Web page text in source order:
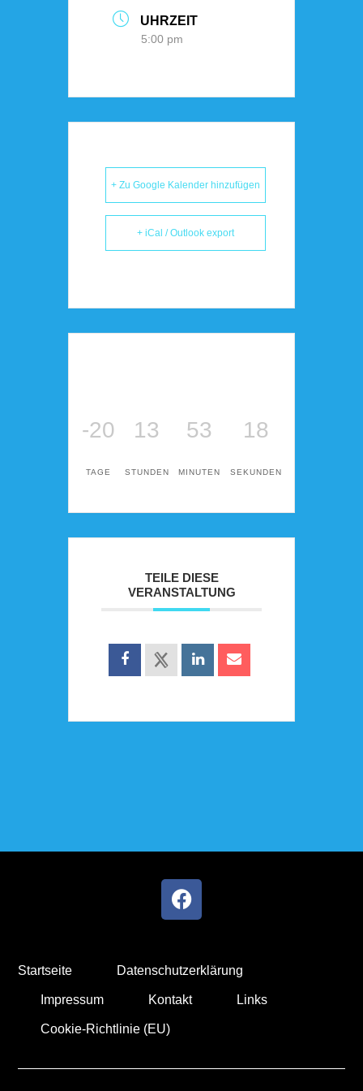
UHRZEIT
5:00 pm
+ Zu Google Kalender hinzufügen
+ iCal / Outlook export
-20
TAGE
13
STUNDEN
53
MINUTEN
18
SEKUNDEN
TEILE DIESE
VERANSTALTUNG
Startseite Datenschutzerklärung
Impressum Kontakt Links
Cookie-Richtlinie (EU)